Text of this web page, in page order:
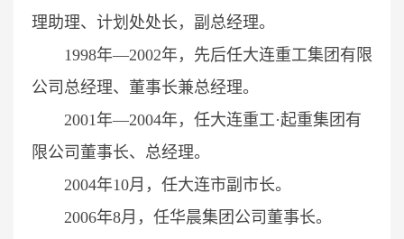
理助理、计划处处长，副总经理。
1998年—2002年，先后任大连重工集团有限
公司总经理、董事长兼总经理。
2001年—2004年，任大连重工·起重集团有
限公司董事长、总经理。
2004年10月，任大连市副市长。
2006年8月，任华晨集团公司董事长。